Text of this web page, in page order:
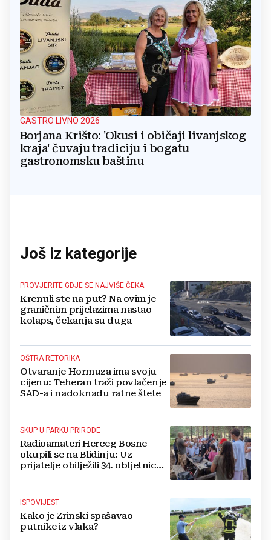
GASTRO LIVNO 2026
Borjana Krišto: 'Okusi i običaji livanjskog
kraja' čuvaju tradiciju i bogatu
gastronomsku baštinu
Još iz kategorije
PROVJERITE GDJE SE NAJVIŠE ČEKA
Krenuli ste na put? Na ovim je
graničnim prijelazima nastao
kolaps, čekanja su duga
OŠTRA RETORIKA
Otvaranje Hormuza ima svoju
cijenu: Teheran traži povlačenje
SAD-a i nadoknadu ratne štete
SKUP U PARKU PRIRODE
Radioamateri Herceg Bosne
okupili se na Blidinju: Uz
prijatelje obilježili 34. obljetnicu
ISPOVIJEST
Kako je Zrinski spašavao
putnike iz vlaka?